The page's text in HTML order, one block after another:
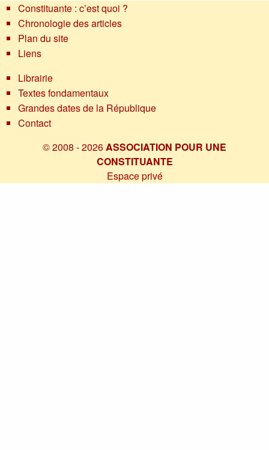
Constituante : c’est quoi ?
Chronologie des articles
Plan du site
Liens
Librairie
Textes fondamentaux
Grandes dates de la République
Contact
© 2008 - 2026 ASSOCIATION POUR UNE
CONSTITUANTE
Espace privé